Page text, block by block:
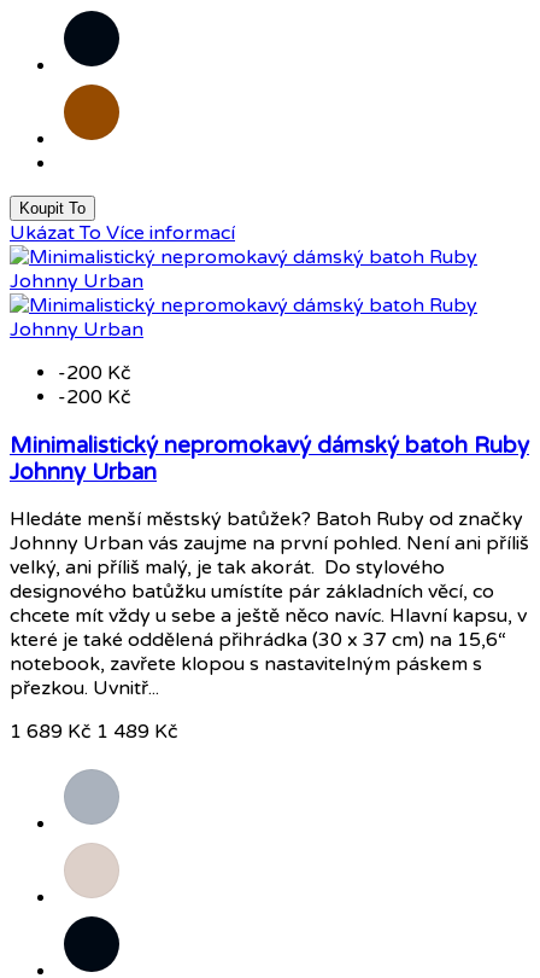
Černá
Hnědá
Koupit To
Ukázat To Více informací
-200 Kč
-200 Kč
Minimalistický nepromokavý dámský batoh Ruby
Johnny Urban
Hledáte menší městský batůžek? Batoh Ruby od značky
Johnny Urban vás zaujme na první pohled. Není ani příliš
velký, ani příliš malý, je tak akorát. Do stylového
designového batůžku umístíte pár základních věcí, co
chcete mít vždy u sebe a ještě něco navíc. Hlavní kapsu, v
které je také oddělená přihrádka (30 x 37 cm) na 15,6“
notebook, zavřete klopou s nastavitelným páskem s
přezkou. Uvnitř...
1 689 Kč 1 489 Kč
Šedá
Béžová
Černá